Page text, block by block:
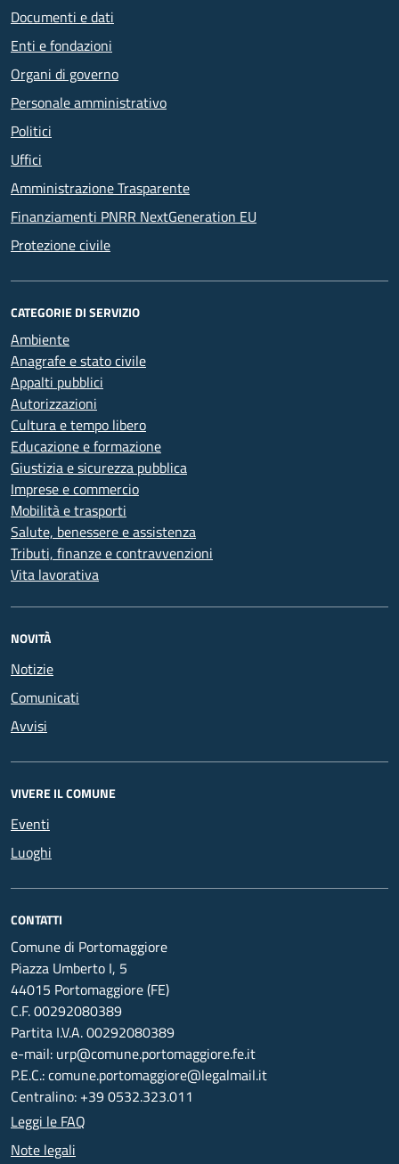
Documenti e dati
Enti e fondazioni
Organi di governo
Personale amministrativo
Politici
Uffici
Amministrazione Trasparente
Finanziamenti PNRR NextGeneration EU
Protezione civile
CATEGORIE DI SERVIZIO
Ambiente
Anagrafe e stato civile
Appalti pubblici
Autorizzazioni
Cultura e tempo libero
Educazione e formazione
Giustizia e sicurezza pubblica
Imprese e commercio
Mobilità e trasporti
Salute, benessere e assistenza
Tributi, finanze e contravvenzioni
Vita lavorativa
NOVITÀ
Notizie
Comunicati
Avvisi
VIVERE IL COMUNE
Eventi
Luoghi
CONTATTI
Comune di Portomaggiore
Piazza Umberto I, 5
44015 Portomaggiore (FE)
C.F. 00292080389
Partita I.V.A. 00292080389
e-mail: urp@comune.portomaggiore.fe.it
P.E.C.: comune.portomaggiore@legalmail.it
Centralino: +39 0532.323.011
Leggi le FAQ
Note legali